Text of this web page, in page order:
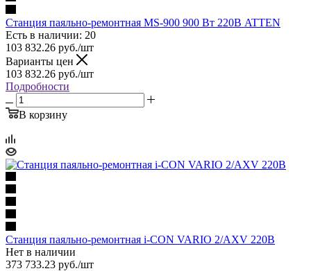
Станция паяльно-ремонтная MS-900 900 Вт 220В ATTEN
Есть в наличии: 20
103 832.26 руб./шт
Варианты цен
103 832.26 руб./шт
Подробности
В корзину
Станция паяльно-ремонтная i-CON VARIO 2/AXV 220В
Нет в наличии
373 733.23 руб./шт